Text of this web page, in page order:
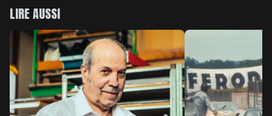
LIRE AUSSI